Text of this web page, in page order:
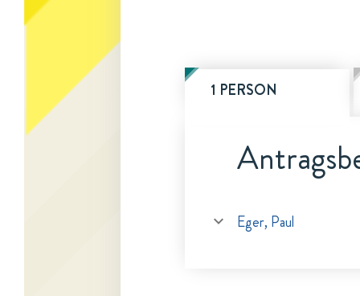
1 PERSON
Eger, Paul